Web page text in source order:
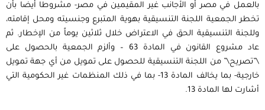
بالعمل في مصر أو الأجانب غير المقيمين في مصر- مشروطا أيضا بأن
تخطر الجمعية اللجنة التنسيقية بهوية المتبرع وجنسيته ومحل إقامته،
وللجنة التنسيقية الحق في الاعتراض خلال ثلاثين يوماً من الإخطار. ثم
عاد مشروع القانون في المادة 63 – وألزم الجمعية بالحصول على
\”تصريح\” من اللجنة التنسيقية للحصول على تمويل من أي جهة تمويل
خارجية- بما يخالف المادة 13- بما في ذلك المنظمات غير الحكومية التي
أشارت لها المادة 13.